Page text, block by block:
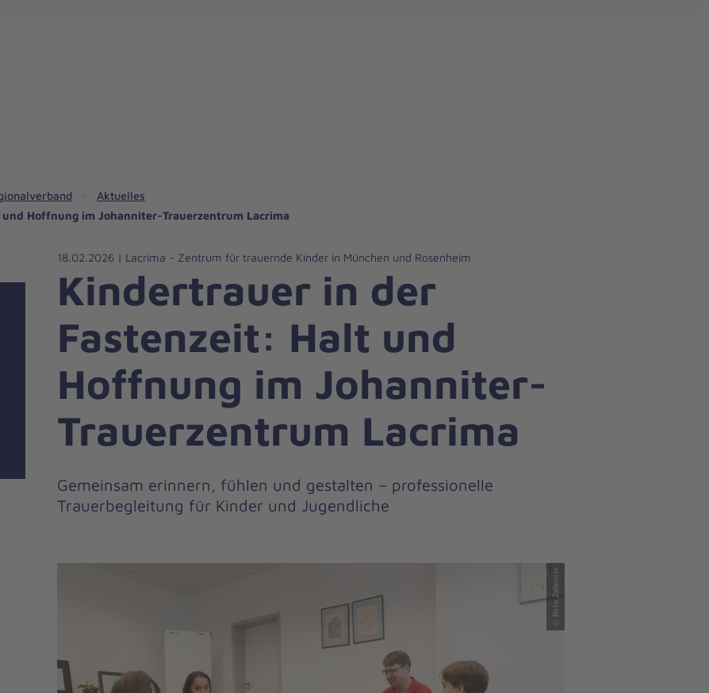
Aktuelles
Hoffnung im Johanniter-Trauerzentrum Lacrima
18.02.2026 | Lacrima - Zentrum für trauernde Kinder in München und Rosenheim
Kindertrauer in der
Fastenzeit: Halt und
Hoffnung im Johanniter-
Trauerzentrum Lacrima
Gemeinsam erinnern, fühlen und gestalten – professionelle
Trauerbegleitung für Kinder und Jugendliche
© Birte Zellentin